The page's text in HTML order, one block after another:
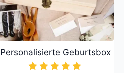
Personalisierte Geburtsbox